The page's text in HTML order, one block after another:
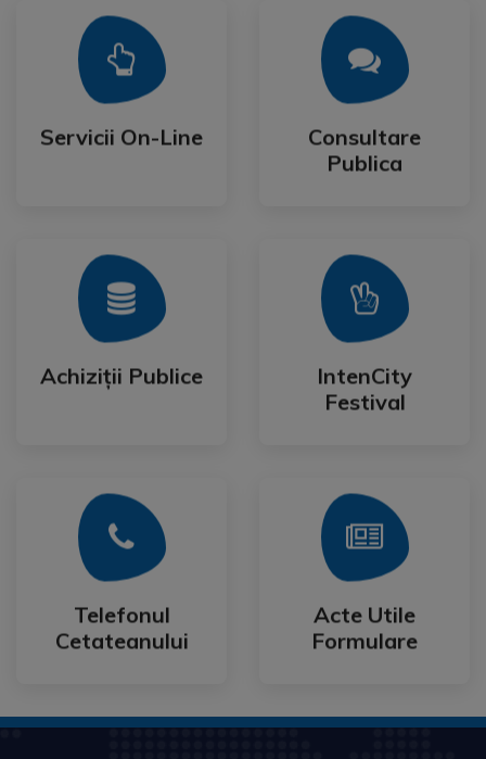
Servicii On-Line
Servicii On-Line
Mai Mult
Consultare
Publica
Consultare
Publica
Mai Mult
Achiziții Publice
Achiziții Publice
Mai Mult
IntenCity
Festival
IntenCity
Festival
Mai Mult
Telefonul
Cetateanului
Telefonul
Cetateanului
Mai Mult
Acte Utile
Formulare
Acte Utile
Formulare
Mai Mult